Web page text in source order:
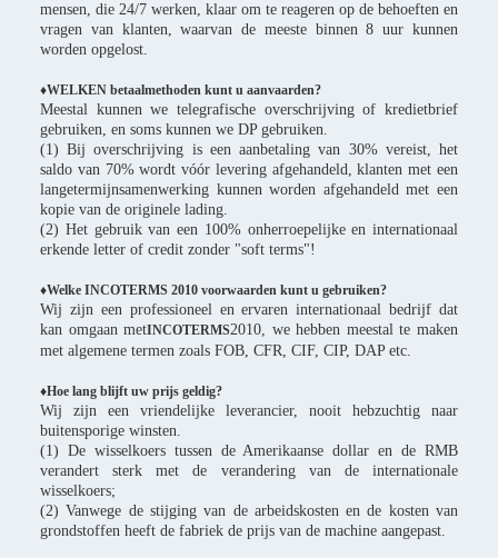
mensen, die 24/7 werken, klaar om te reageren op de behoeften en
vragen van klanten, waarvan de meeste binnen 8 uur kunnen
worden opgelost.
♦WELKEN betaalmethoden kunt u aanvaarden?
Meestal kunnen we telegrafische overschrijving of kredietbrief
gebruiken, en soms kunnen we DP gebruiken.
(1) Bij overschrijving is een aanbetaling van 30% vereist, het
saldo van 70% wordt vóór levering afgehandeld, klanten met een
langetermijnsamenwerking kunnen worden afgehandeld met een
kopie van de originele lading.
(2) Het gebruik van een 100% onherroepelijke en internationaal
erkende letter of credit zonder "soft terms"!
♦Welke INCOTERMS 2010 voorwaarden kunt u gebruiken?
Wij zijn een professioneel en ervaren internationaal bedrijf dat
kan omgaan metINCOTERMS2010, we hebben meestal te maken
met algemene termen zoals FOB, CFR, CIF, CIP, DAP etc.
♦Hoe lang blijft uw prijs geldig?
Wij zijn een vriendelijke leverancier, nooit hebzuchtig naar
buitensporige winsten.
(1) De wisselkoers tussen de Amerikaanse dollar en de RMB
verandert sterk met de verandering van de internationale
wisselkoers;
(2) Vanwege de stijging van de arbeidskosten en de kosten van
grondstoffen heeft de fabriek de prijs van de machine aangepast.